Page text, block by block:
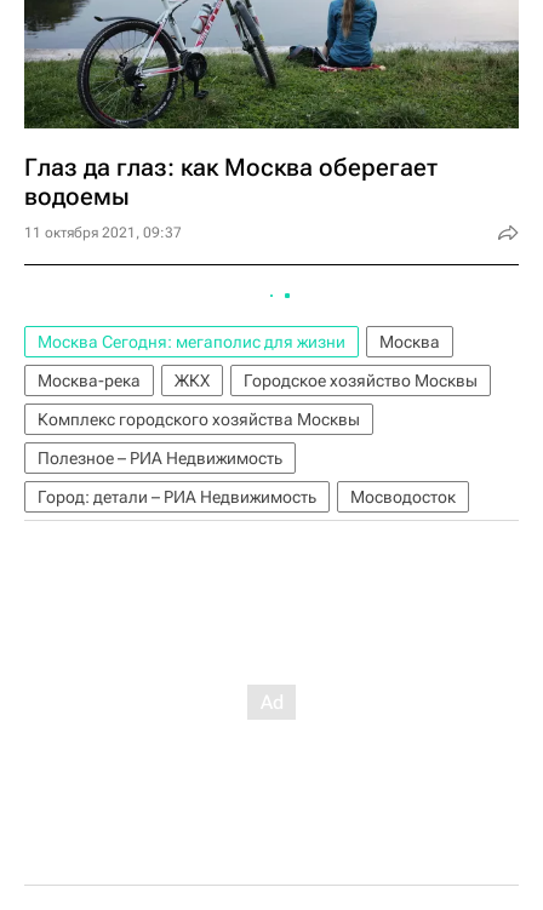
вылавливаемый мусор складывают в
сборный кузов, а по окончании рейса
отвозят на утилизацию.
Глаз да глаз: как Москва оберегает
водоемы
11 октября 2021, 09:37
Москва Сегодня: мегаполис для жизни
Москва
Москва-река
ЖКХ
Городское хозяйство Москвы
Комплекс городского хозяйства Москвы
Полезное – РИА Недвижимость
Город: детали – РИА Недвижимость
Мосводосток